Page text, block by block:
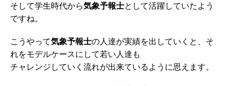
そして学生時代から気象予報士として活躍していたよう
ですね。
こうやって気象予報士の人達が実績を出していくと、そ
れをモデルケースにして若い人達も
チャレンジしていく流れが出来ているように思えます。